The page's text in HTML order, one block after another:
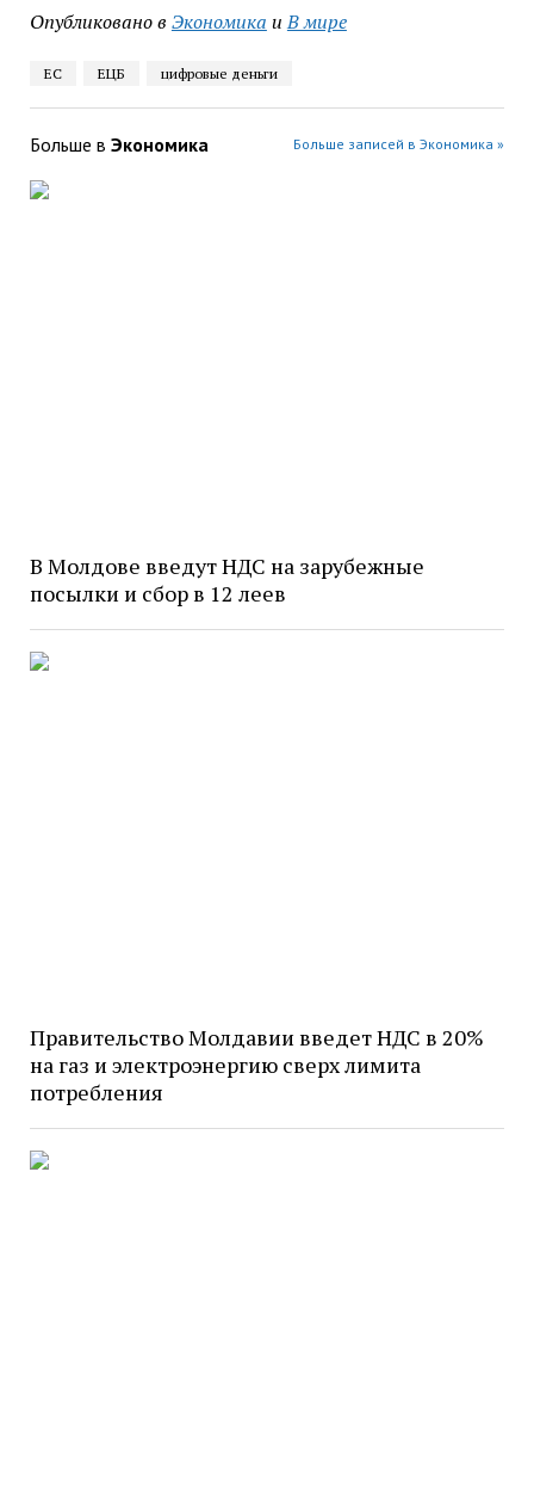
Опубликовано в Экономика иВ мире
ЕС ЕЦБ цифровые деньги
Больше в Экономика Больше записей в Экономика »
В Молдове введут НДС на зарубежные
посылки и сбор в 12 леев
Правительство Молдавии введет НДС в 20%
на газ и электроэнергию сверх лимита
потребления